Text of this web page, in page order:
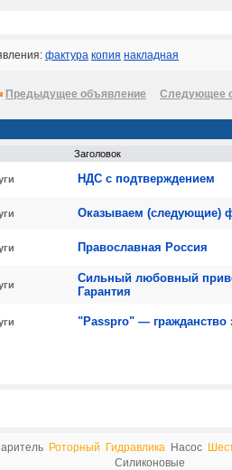
фактура копия накладная
Предыдущее объявление Следующее
Заголовок
НДС с подтверждением
Оказываем (следующие)
Православная Россия
Сильный любовный
Гарантия
"Passpro" — гражданство
Роторный Гидравлика Насос
Силиконовые